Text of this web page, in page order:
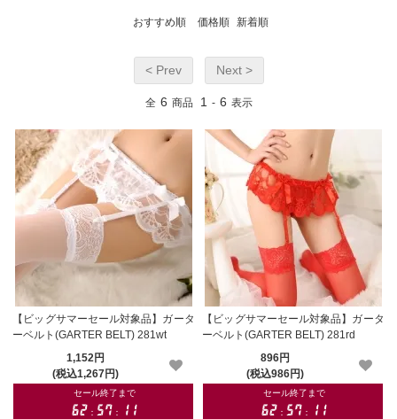
おすすめ順 価格順 新着順
< Prev Next >
全 6 商品 1 - 6 表示
【ビッグサマーセール対象品】ガータ
ーベルト(GARTER BELT) 281wt
1,152円
(税込1,267円)
【ビッグサマーセール対象品】ガータ
ーベルト(GARTER BELT) 281rd
896円
(税込986円)